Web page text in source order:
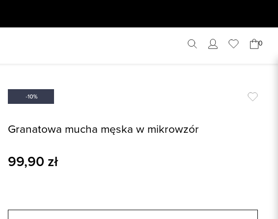
0
Granatowa mucha męska w mikrowzór
99,90 zł